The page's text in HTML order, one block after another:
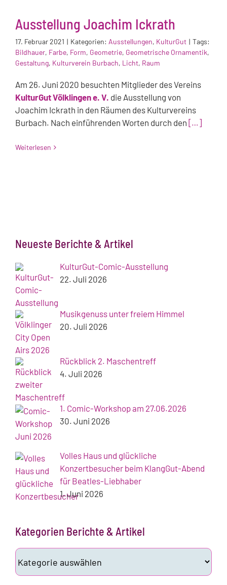
Ausstellung Joachim Ickrath
17. Februar 2021 | Kategorien: Ausstellungen, KulturGut | Tags:
Bildhauer, Farbe, Form, Geometrie, Geometrische Ornamentik,
Gestaltung, Kulturverein Burbach, Licht, Raum
Am 26. Juni 2020 besuchten Mitglieder des Vereins
KulturGut Völklingen e. V. die Ausstellung von
Joachim Ickrath in den Räumen des Kulturvereins
Burbach. Nach einführenden Worten durch den […]
Weiterlesen
Neueste Berichte & Artikel
KulturGut-Comic-Ausstellung
22. Juli 2026
Musikgenuss unter freiem Himmel
20. Juli 2026
Rückblick 2. Maschentreff
4. Juli 2026
1. Comic-Workshop am 27.06.2026
30. Juni 2026
Volles Haus und glückliche
Konzertbesucher beim KlangGut-Abend
für Beatles-Liebhaber
1. Juni 2026
Kategorien Berichte & Artikel
Kategorien
Berichte
&